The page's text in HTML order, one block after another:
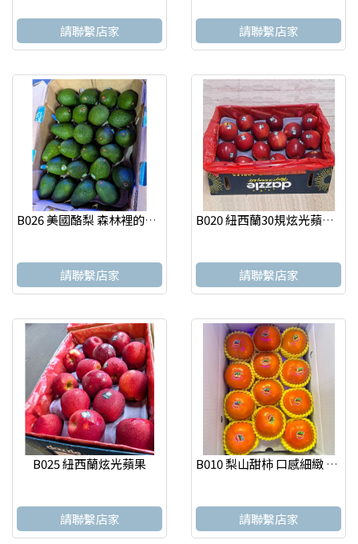
請聯繫店家 請聯繫店家
B026 美國酪梨 森林裡的奶油
請聯繫店家
B020 紐西蘭30規炫光蘋果 果實 怡選 台北水果店
請聯繫店家
B025 紐西蘭炫光蘋果
請聯繫店家
B010 梨山甜柿 口感細緻 果實 怡選 台北水果店
請聯繫店家